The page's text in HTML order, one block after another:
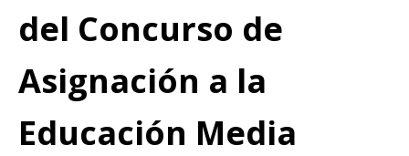
del Concurso de
Asignación a la
Educación Media